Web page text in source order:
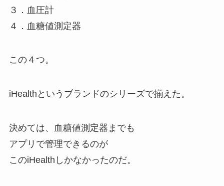
３．血圧計
４．血糖値測定器
この４つ。
iHealthというブランドのシリーズで揃えた。
決めては、血糖値測定器までも
アプリで管理できるのが
このiHealthしかなかったのだ。